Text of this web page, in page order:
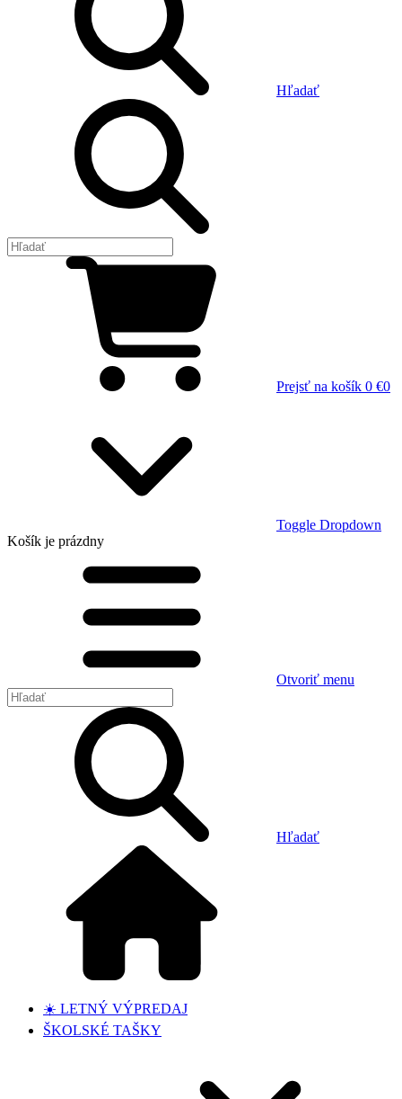
Hľadať
Prejsť na košík 0 €0
Toggle Dropdown
Košík je prázdny
Otvoriť menu
Hľadať
☀️ LETNÝ VÝPREDAJ
ŠKOLSKÉ TAŠKY